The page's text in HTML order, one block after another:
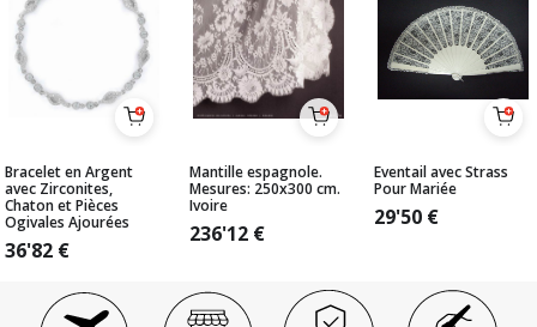
Bracelet en Argent
avec Zirconites,
Chaton et Pièces
Ogivales Ajourées
36'82 €
Mantille espagnole.
Mesures: 250x300 cm.
Ivoire
236'12 €
Eventail avec Strass
Pour Mariée
29'50 €